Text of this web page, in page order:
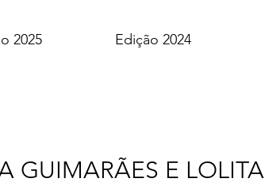
2025 Edição 2024
GUIMARÃES E LOLITA